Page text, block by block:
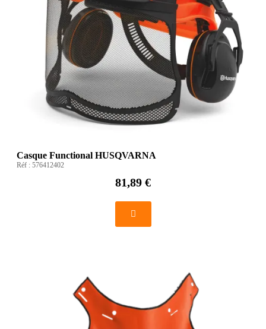
Casque Functional HUSQVARNA
Réf : 576412402
81,89 €